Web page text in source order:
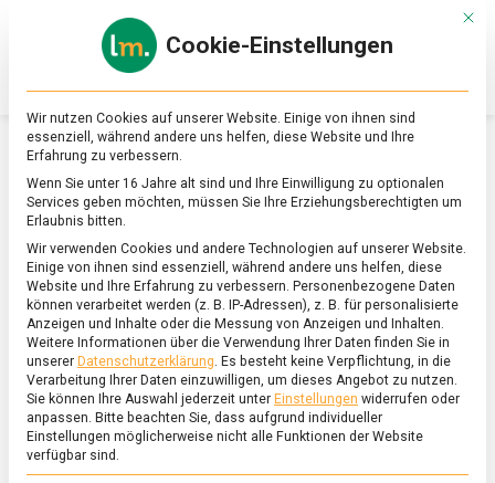
Online-
Magazin
zu
&
Ernährung
SCHLAGWORT:HUMANITÄRE KATASTROPHE
Mit
Cookie-Einstellungen
Wir nutzen Cookies auf unserer Website. Einige von ihnen sind
essenziell, während andere uns helfen, diese Website und Ihre
Erfahrung zu verbessern.
Wenn Sie unter 16 Jahre alt sind und Ihre Einwilligung zu optionalen
Services geben möchten, müssen Sie Ihre Erziehungsberechtigten um
Erlaubnis bitten.
Wir verwenden Cookies und andere Technologien auf unserer Website.
Einige von ihnen sind essenziell, während andere uns helfen, diese
Website und Ihre Erfahrung zu verbessern. Personenbezogene Daten
können verarbeitet werden (z. B. IP-Adressen), z. B. für personalisierte
Anzeigen und Inhalte oder die Messung von Anzeigen und Inhalten.
Weitere Informationen über die Verwendung Ihrer Daten finden Sie in
unserer Datenschutzerklärung. Es besteht keine Verpflichtung, in die
Verarbeitung Ihrer Daten einzuwilligen, um dieses Angebot zu nutzen.
Sie können Ihre Auswahl jederzeit unter Einstellungen widerrufen oder
anpassen. Bitte beachten Sie, dass aufgrund individueller
Einstellungen möglicherweise nicht alle Funktionen der Website
verfügbar sind.